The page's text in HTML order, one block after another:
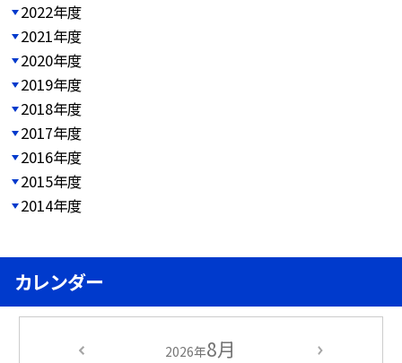
2022年度
2021年度
2020年度
2019年度
2018年度
2017年度
2016年度
2015年度
2014年度
カレンダー
2026年8月